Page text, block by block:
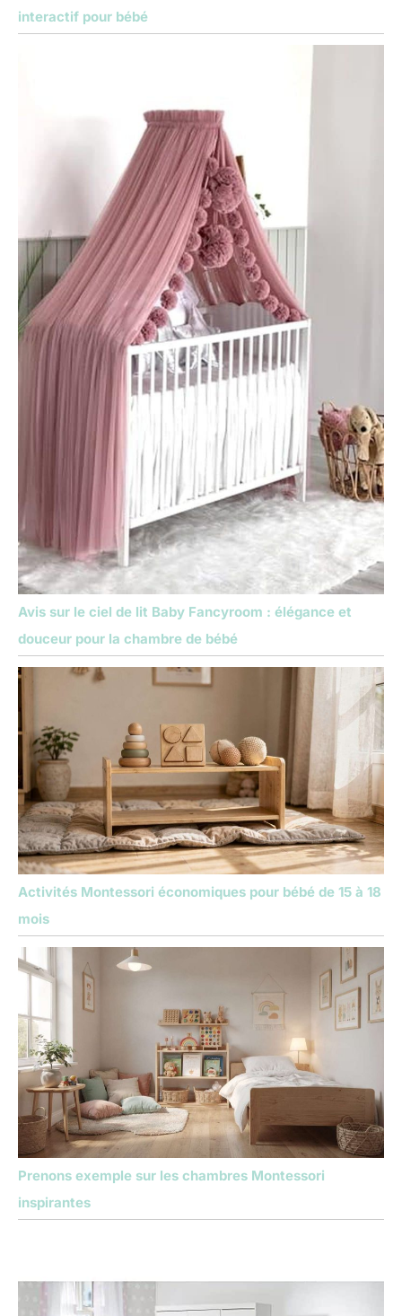
interactif pour bébé
Avis sur le ciel de lit Baby Fancyroom : élégance et
douceur pour la chambre de bébé
Activités Montessori économiques pour bébé de 15 à 18
mois
Prenons exemple sur les chambres Montessori
inspirantes